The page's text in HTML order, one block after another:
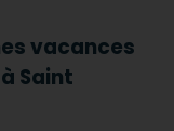
vacances
Saint